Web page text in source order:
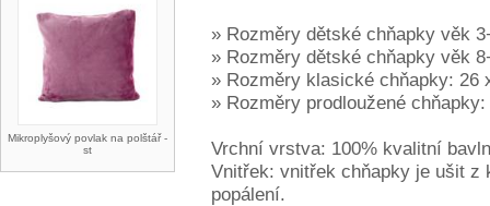
Mikroplyšový povlak na polštář -
st
» Rozměry dětské chňapky věk
» Rozměry dětské chňapky věk
» Rozměry klasické chňapky: 26
» Rozměry prodloužené
Vrchní vrstva: 100% kvalitní
Vnitřek: vnitřek chňapky je ušit
popálení.